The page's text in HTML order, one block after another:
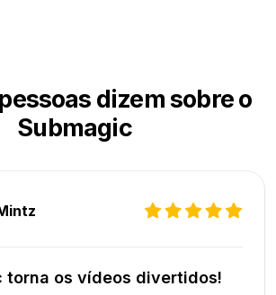
dizem sobre o
Submagic
torna os vídeos divertidos!